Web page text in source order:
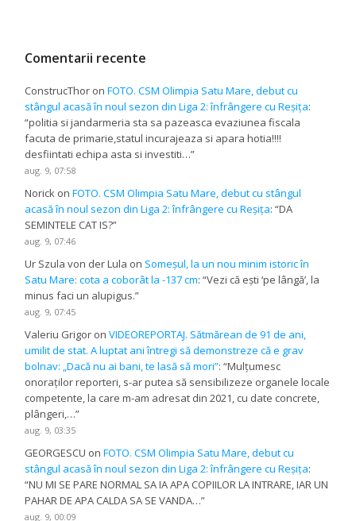
Comentarii recente
ConstrucThor onFOTO. CSM Olimpia Satu Mare, debut cu
stângul acasă în noul sezon din Liga 2: înfrângere cu Reșița:
“politia si jandarmeria sta sa pazeasca evaziunea fiscala
facuta de primarie,statul incurajeaza si apara hotia!!!!
desfiintati echipa asta si investiti…”
aug. 9, 07:58
Norick onFOTO. CSM Olimpia Satu Mare, debut cu stângul
acasă în noul sezon din Liga 2: înfrângere cu Reșița: “DA
SEMINTELE CAT IS?”
aug. 9, 07:46
Ur Szula von der Lula on Someșul, la un nou minim istoric în
Satu Mare: cota a coborât la -137 cm: “Vezi că ești ‘pe lângă’, la
minus faci un alupigus.”
aug. 9, 07:45
Valeriu Grigor onVIDEOREPORTAJ. Sătmărean de 91 de ani,
umilit de stat. A luptat ani întregi să demonstreze că e grav
bolnav: „Dacă nu ai bani, te lasă să mori”: “Mulțumesc
onoraților reporteri, s-ar putea să sensibilizeze organele locale
competente, la care m-am adresat din 2021, cu date concrete,
plângeri,…”
aug. 9, 03:35
GEORGESCU onFOTO. CSM Olimpia Satu Mare, debut cu
stângul acasă în noul sezon din Liga 2: înfrângere cu Reșița:
“NU MI SE PARE NORMAL SA IA APA COPIILOR LA INTRARE, IAR UN
PAHAR DE APA CALDA SA SE VANDA…”
aug. 9, 00:09